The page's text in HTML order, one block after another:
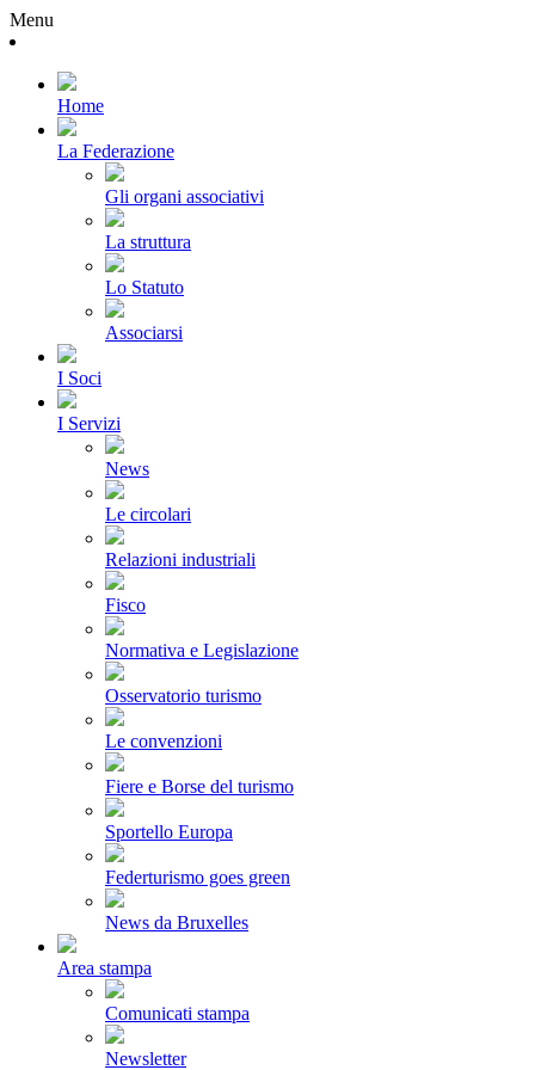
Menu
Home
La Federazione
Gli organi associativi
La struttura
Lo Statuto
Associarsi
I Soci
I Servizi
News
Le circolari
Relazioni industriali
Fisco
Normativa e Legislazione
Osservatorio turismo
Le convenzioni
Fiere e Borse del turismo
Sportello Europa
Federturismo goes green
News da Bruxelles
Area stampa
Comunicati stampa
Newsletter